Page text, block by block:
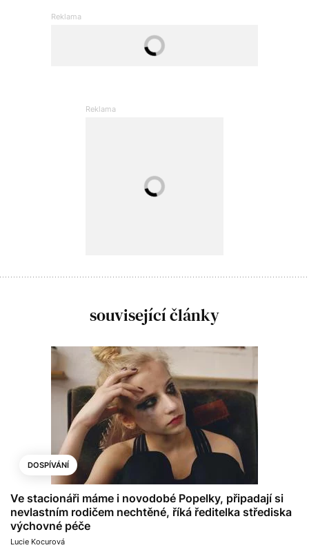
související články
DOSPÍVÁNÍ
Ve stacionáři máme i novodobé Popelky, připadají si
nevlastním rodičem nechtěné, říká ředitelka střediska
výchovné péče
Lucie Kocurová